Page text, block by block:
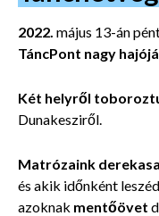
2022. május 13-án
TáncPont nagy
Két helyről
Dunakesziről.
Matrózaink
és akik időnként
azoknak mentőövet